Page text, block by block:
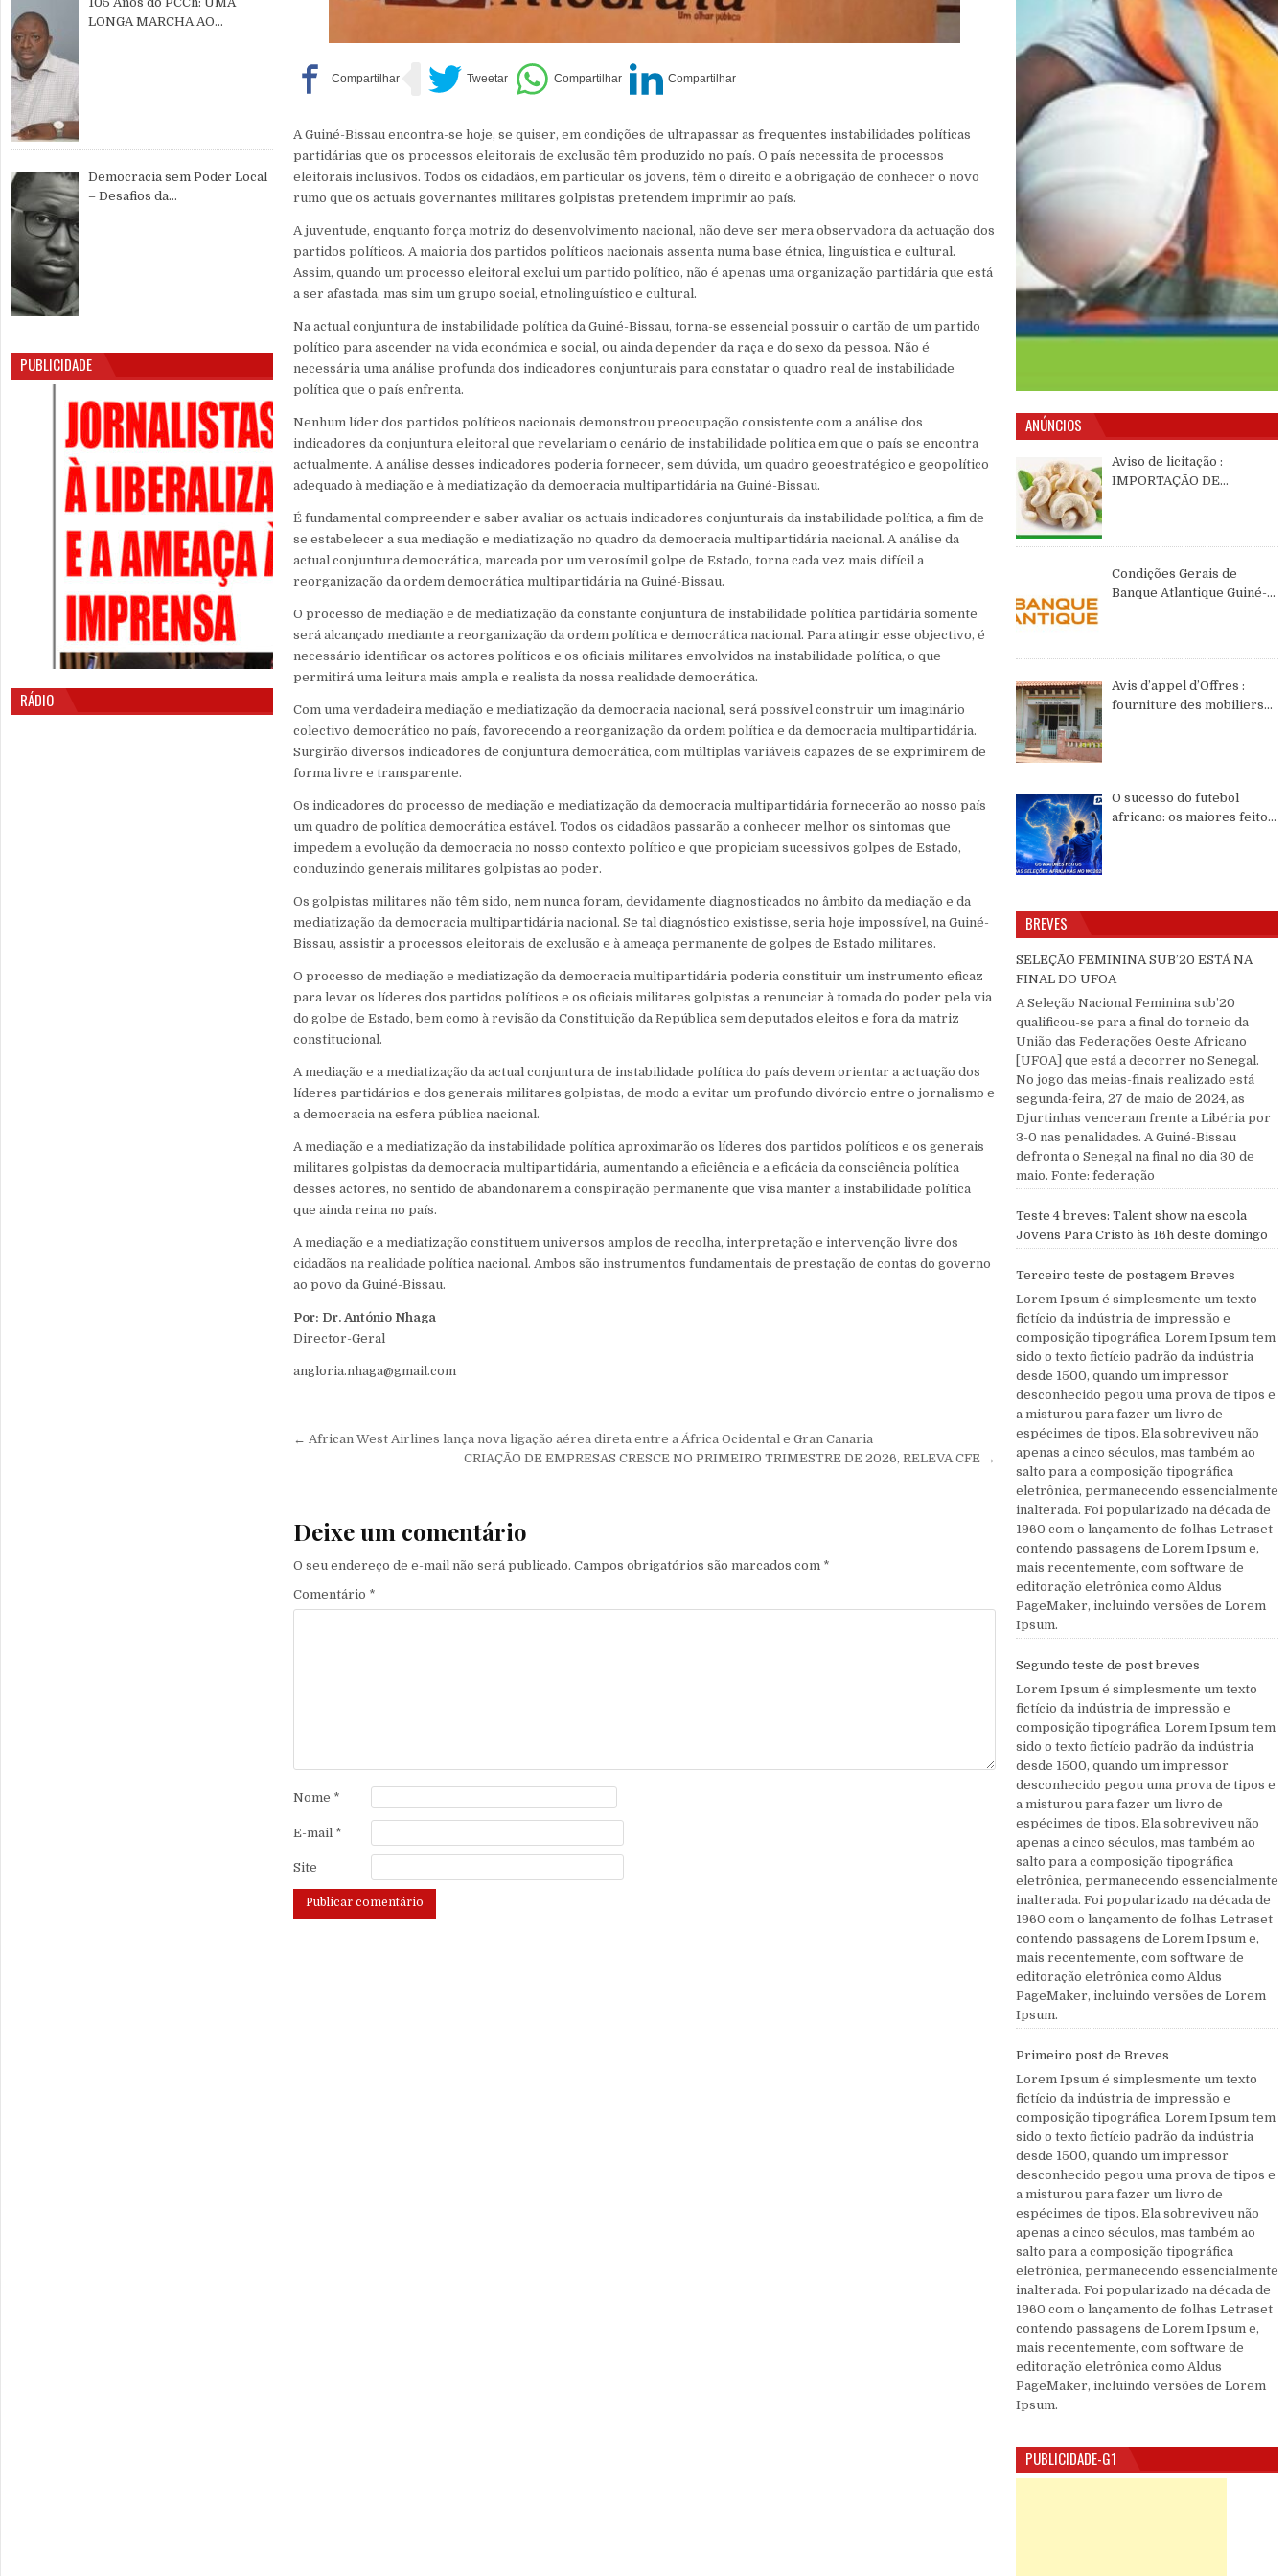
A Guiné-Bissau encontra-se hoje, se quiser, em condições de ultrapassar as frequentes instabilidades políticas
partidárias que os processos eleitorais de exclusão têm produzido no país. O país necessita de processos
eleitorais inclusivos. Todos os cidadãos, em particular os jovens, têm o direito e a obrigação de conhecer o novo
rumo que os actuais governantes militares golpistas pretendem imprimir ao país.
A juventude, enquanto força motriz do desenvolvimento nacional, não deve ser mera observadora da actuação dos
partidos políticos. A maioria dos partidos políticos nacionais assenta numa base étnica, linguística e cultural.
Assim, quando um processo eleitoral exclui um partido político, não é apenas uma organização partidária que está
a ser afastada, mas sim um grupo social, etnolinguístico e cultural.
Na actual conjuntura de instabilidade política da Guiné-Bissau, torna-se essencial possuir o cartão de um partido
político para ascender na vida económica e social, ou ainda depender da raça e do sexo da pessoa. Não é
necessária uma análise profunda dos indicadores conjunturais para constatar o quadro real de instabilidade
política que o país enfrenta.
Nenhum líder dos partidos políticos nacionais demonstrou preocupação consistente com a análise dos
indicadores da conjuntura eleitoral que revelariam o cenário de instabilidade política em que o país se encontra
actualmente. A análise desses indicadores poderia fornecer, sem dúvida, um quadro geoestratégico e geopolítico
adequado à mediação e à mediatização da democracia multipartidária na Guiné-Bissau.
É fundamental compreender e saber avaliar os actuais indicadores conjunturais da instabilidade política, a fim de
se estabelecer a sua mediação e mediatização no quadro da democracia multipartidária nacional. A análise da
actual conjuntura democrática, marcada por um verosímil golpe de Estado, torna cada vez mais difícil a
reorganização da ordem democrática multipartidária na Guiné-Bissau.
O processo de mediação e de mediatização da constante conjuntura de instabilidade política partidária somente
será alcançado mediante a reorganização da ordem política e democrática nacional. Para atingir esse objectivo, é
necessário identificar os actores políticos e os oficiais militares envolvidos na instabilidade política, o que
permitirá uma leitura mais ampla e realista da nossa realidade democrática.
Com uma verdadeira mediação e mediatização da democracia nacional, será possível construir um imaginário
colectivo democrático no país, favorecendo a reorganização da ordem política e da democracia multipartidária.
Surgirão diversos indicadores de conjuntura democrática, com múltiplas variáveis capazes de se exprimirem de
forma livre e transparente.
Os indicadores do processo de mediação e mediatização da democracia multipartidária fornecerão ao nosso país
um quadro de política democrática estável. Todos os cidadãos passarão a conhecer melhor os sintomas que
impedem a evolução da democracia no nosso contexto político e que propiciam sucessivos golpes de Estado,
conduzindo generais militares golpistas ao poder.
Os golpistas militares não têm sido, nem nunca foram, devidamente diagnosticados no âmbito da mediação e da
mediatização da democracia multipartidária nacional. Se tal diagnóstico existisse, seria hoje impossível, na Guiné-
Bissau, assistir a processos eleitorais de exclusão e à ameaça permanente de golpes de Estado militares.
O processo de mediação e mediatização da democracia multipartidária poderia constituir um instrumento eficaz
para levar os líderes dos partidos políticos e os oficiais militares golpistas a renunciar à tomada do poder pela via
do golpe de Estado, bem como à revisão da Constituição da República sem deputados eleitos e fora da matriz
constitucional.
A mediação e a mediatização da actual conjuntura de instabilidade política do país devem orientar a actuação dos
líderes partidários e dos generais militares golpistas, de modo a evitar um profundo divórcio entre o jornalismo e
a democracia na esfera pública nacional.
A mediação e a mediatização da instabilidade política aproximarão os líderes dos partidos políticos e os generais
militares golpistas da democracia multipartidária, aumentando a eficiência e a eficácia da consciência política
desses actores, no sentido de abandonarem a conspiração permanente que visa manter a instabilidade política
que ainda reina no país.
A mediação e a mediatização constituem universos amplos de recolha, interpretação e intervenção livre dos
cidadãos na realidade política nacional. Ambos são instrumentos fundamentais de prestação de contas do governo
ao povo da Guiné-Bissau.
Por: Dr. António Nhaga
Director-Geral
angloria.nhaga@gmail.com
Navegação de Post
← African West Airlines lança nova ligação aérea direta entre a África Ocidental e Gran Canaria
CRIAÇÃO DE EMPRESAS CRESCE NO PRIMEIRO TRIMESTRE DE 2026, RELEVA CFE →
Deixe um comentário
O seu endereço de e-mail não será publicado. Campos obrigatórios são marcados com *
Comentário *
Nome *
E-mail *
Site
LONGA MARCHA AO
Democracia sem Poder Local
– Desafios da
PUBLICIDADE
RÁDIO
ANÚNCIOS
Aviso de licitação :
IMPORTAÇÃO DE
Condições Gerais de
Banque Atlantique Guiné-
Avis d’appel d’Offres :
fourniture des mobiliers
O sucesso do futebol
africano: os maiores feitos
BREVES
SELEÇÃO FEMININA SUB’20 ESTÁ NA
FINAL DO UFOA
A Seleção Nacional Feminina sub’20
qualificou-se para a final do torneio da
União das Federações Oeste Africano
[UFOA] que está a decorrer no Senegal.
No jogo das meias-finais realizado está
segunda-feira, 27 de maio de 2024, as
Djurtinhas venceram frente a Libéria por
3-0 nas penalidades. A Guiné-Bissau
defronta o Senegal na final no dia 30 de
maio. Fonte: federação
Teste 4 breves: Talent show na escola
Jovens Para Cristo às 16h deste domingo
Terceiro teste de postagem Breves
Lorem Ipsum é simplesmente um texto
fictício da indústria de impressão e
composição tipográfica. Lorem Ipsum tem
sido o texto fictício padrão da indústria
desde 1500, quando um impressor
desconhecido pegou uma prova de tipos e
a misturou para fazer um livro de
espécimes de tipos. Ela sobreviveu não
apenas a cinco séculos, mas também ao
salto para a composição tipográfica
eletrônica, permanecendo essencialmente
inalterada. Foi popularizado na década de
1960 com o lançamento de folhas Letraset
contendo passagens de Lorem Ipsum e,
mais recentemente, com software de
editoração eletrônica como Aldus
PageMaker, incluindo versões de Lorem
Ipsum.
Segundo teste de post breves
Lorem Ipsum é simplesmente um texto
fictício da indústria de impressão e
composição tipográfica. Lorem Ipsum tem
sido o texto fictício padrão da indústria
desde 1500, quando um impressor
desconhecido pegou uma prova de tipos e
a misturou para fazer um livro de
espécimes de tipos. Ela sobreviveu não
apenas a cinco séculos, mas também ao
salto para a composição tipográfica
eletrônica, permanecendo essencialmente
inalterada. Foi popularizado na década de
1960 com o lançamento de folhas Letraset
contendo passagens de Lorem Ipsum e,
mais recentemente, com software de
editoração eletrônica como Aldus
PageMaker, incluindo versões de Lorem
Ipsum.
Primeiro post de Breves
Lorem Ipsum é simplesmente um texto
fictício da indústria de impressão e
composição tipográfica. Lorem Ipsum tem
sido o texto fictício padrão da indústria
desde 1500, quando um impressor
desconhecido pegou uma prova de tipos e
a misturou para fazer um livro de
espécimes de tipos. Ela sobreviveu não
apenas a cinco séculos, mas também ao
salto para a composição tipográfica
eletrônica, permanecendo essencialmente
inalterada. Foi popularizado na década de
1960 com o lançamento de folhas Letraset
contendo passagens de Lorem Ipsum e,
mais recentemente, com software de
editoração eletrônica como Aldus
PageMaker, incluindo versões de Lorem
Ipsum.
PUBLICIDADE-G1